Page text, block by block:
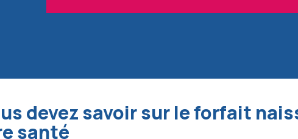
devez savoir sur le forfait
santé